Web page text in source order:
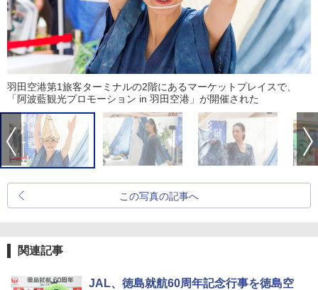
羽田空港第1旅客ターミナルの2階にあるマーケットプレイスで、
「阿波藍観光プロモーション in 羽田空港」が開催された
この写真の記事へ
関連記事
JAL、徳島就航60周年記念行事を徳島空